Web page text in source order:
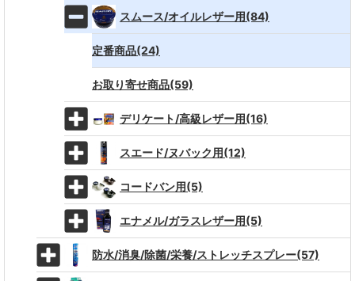
スムース/オイルレザー用(84)
定番商品(24)
お取り寄せ商品(59)
デリケート/高級レザー用(16)
スエード/ヌバック用(12)
コードバン用(5)
エナメル/ガラスレザー用(5)
防水/消臭/除菌/栄養/ストレッチスプレー(57)